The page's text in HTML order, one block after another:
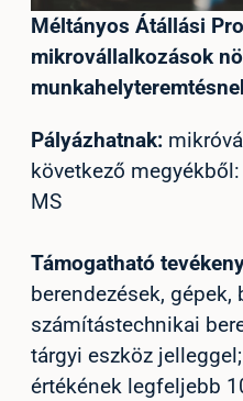
Méltányos Átállási
mikrovállalkozások
Pályázhatnak:
következő megyékből:
MS
Támogatható
berendezések, gépek,
számítástechnikai
tárgyi eszköz
értékének legfeljebb